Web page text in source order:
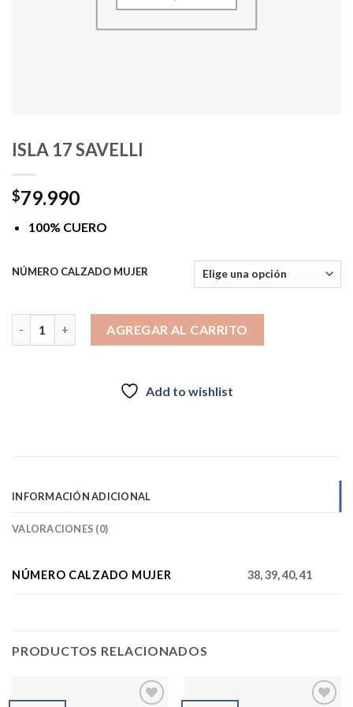
ISLA 17 SAVELLI
$79.990
100% CUERO
NÚMERO CALZADO MUJER
AGREGAR AL CARRITO
Add to wishlist
INFORMACIÓN ADICIONAL
VALORACIONES (0)
NÚMERO CALZADO MUJER 38, 39, 40, 41
PRODUCTOS RELACIONADOS